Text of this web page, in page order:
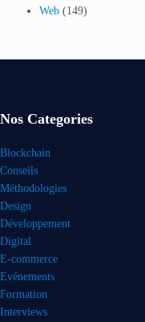
Web (149)
Nos Categories
Blockchain
Conseils
Méthodologies
Design
Développement
Digital
E-commerce
Evénements
Formation
Interviews